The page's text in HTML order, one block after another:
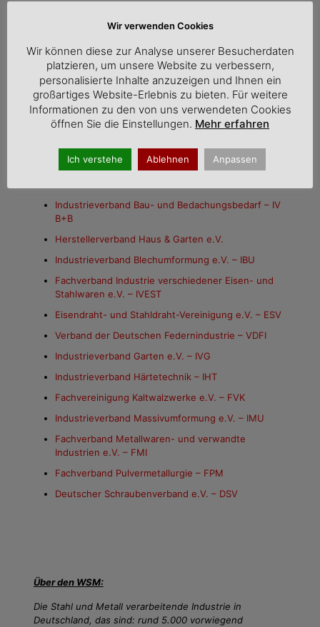
„Industriepolitik first!“ fordert die Kampagne „Wir.
Formen. Fortschritt“ unter dem Dach des
Wirtschaftsverbands Stahl- und Metallverarbeitung
(Foto Hauptgeschäftsführer Christian Vietmeyer)
Zur Kampagne:Der WSM hat„Wir. Formen. Fortschritt“
(WFF) gemeinsam mit seinen 13 Fachverbänden
mehr Aufmerksamkeit für den stark gefährdeten
industriellen Mittelstand zu erzeugen.
Folgende
Industrieverband Bau- und Bedachungsbedarf – IV
B+B
Herstellerverband Haus & Garten e.V.
Industrieverband Blechumformung e.V. – IBU
Fachverband Industrie verschiedener Eisen- und
Stahlwaren e.V. – IVEST
Eisendraht- und Stahldraht-Vereinigung e.V. – ESV
Verband der Deutschen Federnindustrie – VDFI
Industrieverband Garten e.V. – IVG
Industrieverband Härtetechnik – IHT
Fachvereinigung Kaltwalzwerke e.V. – FVK
Industrieverband Massivumformung e.V. – IMU
Fachverband Metallwaren- und verwandte
Industrien e.V. – FMI
Fachverband Pulvermetallurgie – FPM
Deutscher Schraubenverband e.V. – DSV
Über den WSM:
Die Stahl und Metall verarbeitende Industrie in
Deutschland, das sind: rund 5.000 vorwiegend
Wir verwenden Cookies
Wir können diese zur Analyse unserer Besucherdaten
platzieren, um unsere Website zu verbessern,
personalisierte Inhalte anzuzeigen und Ihnen ein
großartiges Website-Erlebnis zu bieten. Für weitere
Informationen zu den von uns verwendeten Cookies
öffnen Sie die Einstellungen. Mehr erfahren
Ich verstehe Ablehnen Anpassen